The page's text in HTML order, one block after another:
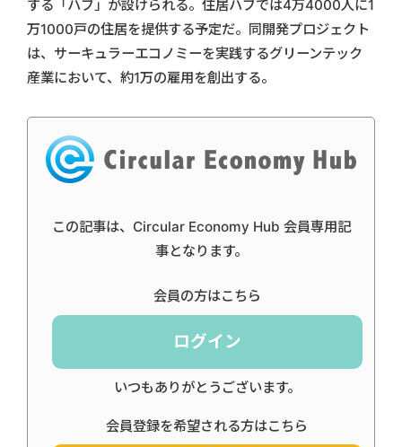
する「ハブ」が設けられる。住居ハブでは4万4000人に1
万1000戸の住居を提供する予定だ。同開発プロジェクト
は、サーキュラーエコノミーを実践するグリーンテック
産業において、約1万の雇用を創出する。
この記事は、Circular Economy Hub 会員専用記
事となります。
会員の方はこちら
ログイン
いつもありがとうございます。
会員登録を希望される方はこちら